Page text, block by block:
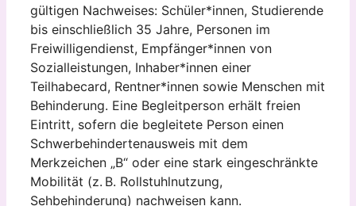
gültigen Nachweises: Schüler*innen, Studierende
bis einschließlich 35 Jahre, Personen im
Freiwilligendienst, Empfänger*innen von
Sozialleistungen, Inhaber*innen einer
Teilhabecard, Rentner*innen sowie Menschen mit
Behinderung. Eine Begleitperson erhält freien
Eintritt, sofern die begleitete Person einen
Schwerbehindertenausweis mit dem
Merkzeichen „B“ oder eine stark eingeschränkte
Mobilität (z. B. Rollstuhlnutzung,
Sehbehinderung) nachweisen kann.